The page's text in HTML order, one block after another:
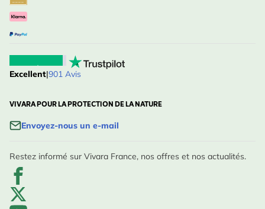
Excellent|901 Avis
VIVARA POUR LA PROTECTION DE LA NATURE
Envoyez-nous un e-mail
Restez informé sur Vivara France, nos offres et nos actualités.